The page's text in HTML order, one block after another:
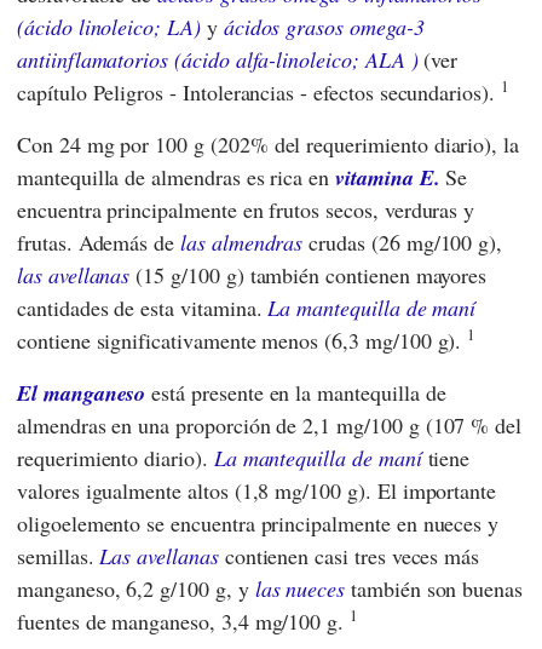
(ácido linoleico; LA)y ácidos grasos omega-3
antiinflamatorios (ácido alfa-linoleico; ALA )(ver
capítulo Peligros - Intolerancias - efectos secundarios). 1
Con 24 mg por 100 g (202% del requerimiento diario), la
mantequilla de almendras es rica envitamina E. Se
encuentra principalmente en frutos secos, verduras y
frutas. Además delas almendras crudas (26 mg/100 g),
las avellanas (15 g/100 g) también contienen mayores
cantidades de esta vitamina.La mantequilla de maní
contiene significativamente menos (6,3 mg/100 g). 1
El manganeso está presente en la mantequilla de
almendras en una proporción de 2,1 mg/100 g (107 % del
requerimiento diario). La mantequilla de manítiene
valores igualmente altos (1,8 mg/100 g). El importante
oligoelemento se encuentra principalmente en nueces y
semillas.Las avellanascontienen casi tres veces más
manganeso, 6,2 g/100 g, y las nueces también son buenas
fuentes de manganeso, 3,4 mg/100 g. 1